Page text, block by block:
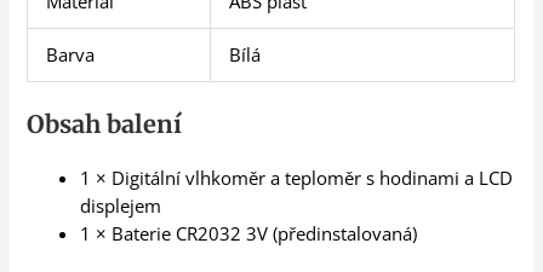
Barva Bílá
Obsah balení
1 × Digitální vlhkoměr a teploměr s hodinami a LCD
displejem
1 × Baterie CR2032 3V (předinstalovaná)